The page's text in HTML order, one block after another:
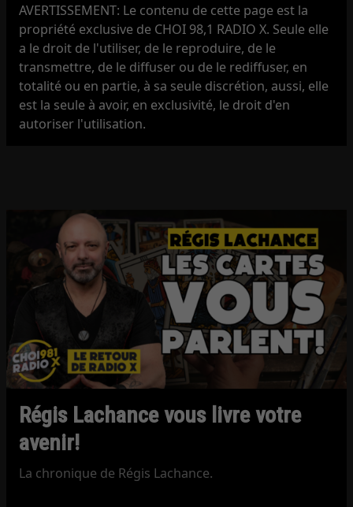
AVERTISSEMENT: Le contenu de cette page est la
propriété exclusive de CHOI 98,1 RADIO X. Seule elle
a le droit de l'utiliser, de le reproduire, de le
transmettre, de le diffuser ou de le rediffuser, en
totalité ou en partie, à sa seule discrétion, aussi, elle
est la seule à avoir, en exclusivité, le droit d'en
autoriser l'utilisation.
Régis Lachance vous livre votre
avenir!
La chronique de Régis Lachance.